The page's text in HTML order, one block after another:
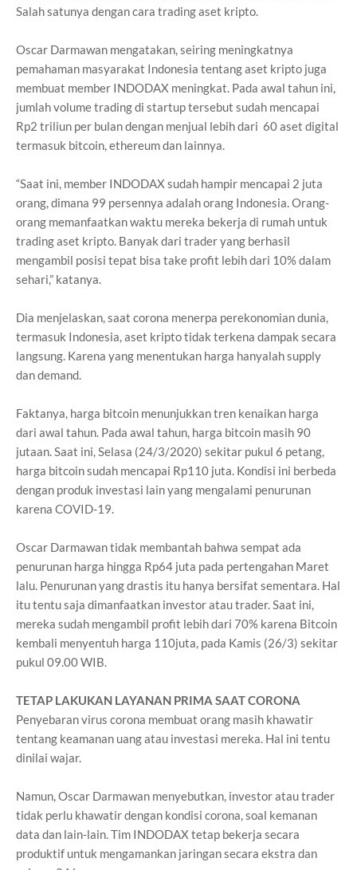
Salah satunya dengan cara trading aset kripto.
Oscar Darmawan mengatakan, seiring meningkatnya
pemahaman masyarakat Indonesia tentang aset kripto juga
membuat member INDODAX meningkat. Pada awal tahun ini,
jumlah volume trading di startup tersebut sudah mencapai
Rp2 triliun per bulan dengan menjual lebih dari 60 aset digital
termasuk bitcoin, ethereum dan lainnya.
“Saat ini, member INDODAX sudah hampir mencapai 2 juta
orang, dimana 99 persennya adalah orang Indonesia. Orang-
orang memanfaatkan waktu mereka bekerja di rumah untuk
trading aset kripto. Banyak dari trader yang berhasil
mengambil posisi tepat bisa take profit lebih dari 10% dalam
sehari,” katanya.
Dia menjelaskan, saat corona menerpa perekonomian dunia,
termasuk Indonesia, aset kripto tidak terkena dampak secara
langsung. Karena yang menentukan harga hanyalah supply
dan demand.
Faktanya, harga bitcoin menunjukkan tren kenaikan harga
dari awal tahun. Pada awal tahun, harga bitcoin masih 90
jutaan. Saat ini, Selasa (24/3/2020) sekitar pukul 6 petang,
harga bitcoin sudah mencapai Rp110 juta. Kondisi ini berbeda
dengan produk investasi lain yang mengalami penurunan
karena COVID-19.
Oscar Darmawan tidak membantah bahwa sempat ada
penurunan harga hingga Rp64 juta pada pertengahan Maret
lalu. Penurunan yang drastis itu hanya bersifat sementara. Hal
itu tentu saja dimanfaatkan investor atau trader. Saat ini,
mereka sudah mengambil profit lebih dari 70% karena Bitcoin
kembali menyentuh harga 110juta, pada Kamis (26/3) sekitar
pukul 09.00 WIB.
TETAP LAKUKAN LAYANAN PRIMA SAAT CORONA
Penyebaran virus corona membuat orang masih khawatir
tentang keamanan uang atau investasi mereka. Hal ini tentu
dinilai wajar.
Namun, Oscar Darmawan menyebutkan, investor atau trader
tidak perlu khawatir dengan kondisi corona, soal kemanan
data dan lain-lain. Tim INDODAX tetap bekerja secara
produktif untuk mengamankan jaringan secara ekstra dan